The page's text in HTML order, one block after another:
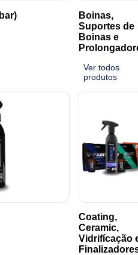
Boinas,
Suportes de
Boinas e
Ver todos
produtos
Coating,
Ceramic,
Vidrifícação